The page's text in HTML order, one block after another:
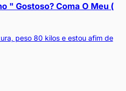
" Gostoso? Coma O Meu (
peso 80 kilos e estou afim de